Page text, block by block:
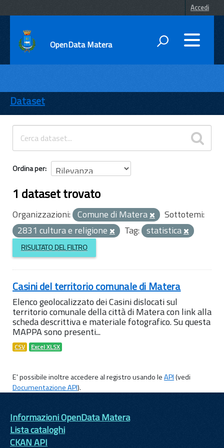
Accedi
OpenData Matera
ENTI
TEMI
INFORMAZIONI
Dataset
Ordina per
1 dataset trovato
Organizzazioni: Comune di Matera
Sottotemi:
2831 cultura e religione
Tag: statistica
RISULTATO DEL FILTRO
Casini del territorio comunale di Matera
Elenco geolocalizzato dei Casini dislocati sul
territorio comunale della città di Matera con link alla
scheda descrittiva e materiale fotografico. Su questa
MAPPA sono presenti...
CSV Excel XLSX
E' possibile inoltre accedere al registro usando leAPI(vedi
Documentazione API).
Informazioni OpenData Matera
Lista cataloghi
CKAN API